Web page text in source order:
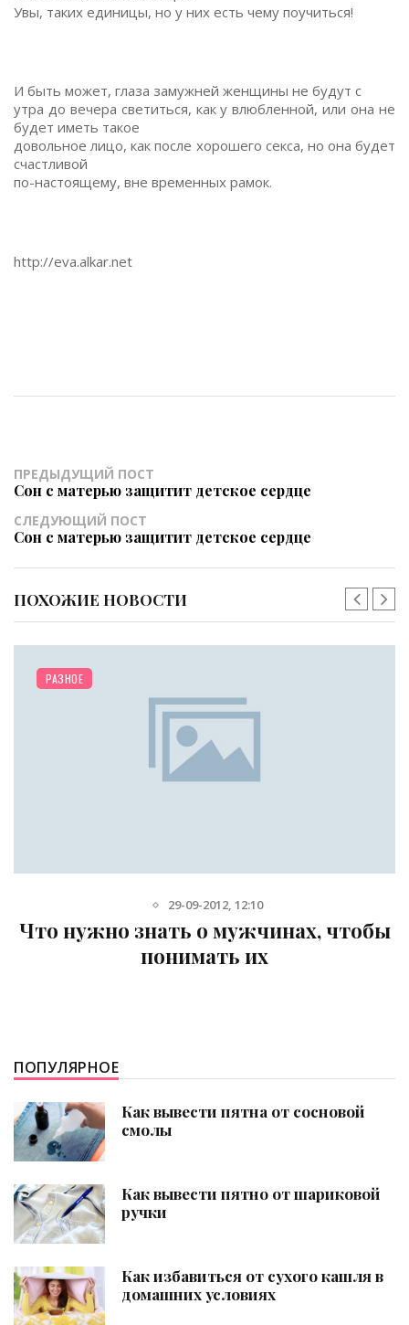
Увы, таких единицы, но у них есть чему поучиться!
И быть может, глаза замужней женщины не будут с
утра до вечера светиться, как у влюбленной, или она не
будет иметь такое
довольное лицо, как после хорошего секса, но она будет
счастливой
по-настоящему, вне временных рамок.
http://eva.alkar.net
ПРЕДЫДУЩИЙ ПОСТ
Сон с матерью защитит детское сердце
СЛЕДУЮЩИЙ ПОСТ
Сон с матерью защитит детское сердце
ПОХОЖИЕ НОВОСТИ
19-11-2013, 22:02
Что делать, если 7-летний
грубит мне?
ПОПУЛЯРНОЕ
Как вывести пятна от сосновой
смолы
Как вывести пятно от шариковой
ручки
Как избавиться от сухого кашля в
домашних условиях